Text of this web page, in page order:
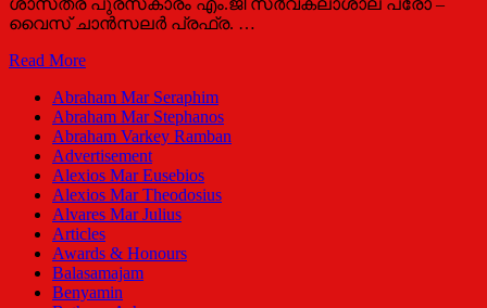
ശാസ്‌ത്ര പുരസ്‌കാരം എം.ജി സർവകലാശാല പ്രോ –
വൈസ് ചാൻസലർ പ്രഫ്ര. …
കാതോലിക്കേറ്റ്
സമ്മാനിച്ചു
Read More
Abraham Mar Seraphim
Abraham Mar Stephanos
Abraham Varkey Ramban
Advertisement
Alexios Mar Eusebios
Alexios Mar Theodosius
Alvares Mar Julius
Articles
Awards & Honours
Balasamajam
Benyamin